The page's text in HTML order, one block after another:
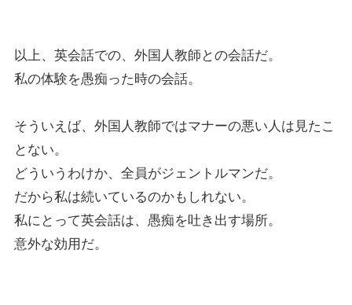
以上、英会話での、外国人教師との会話だ。
私の体験を愚痴った時の会話。
そういえば、外国人教師ではマナーの悪い人は見たこ
とない。
どういうわけか、全員がジェントルマンだ。
だから私は続いているのかもしれない。
私にとって英会話は、愚痴を吐き出す場所。
意外な効用だ。